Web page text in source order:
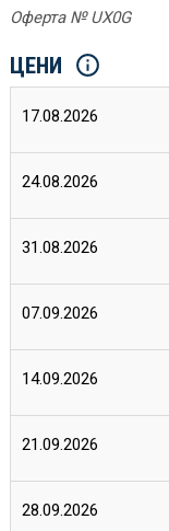
Оферта № UX0G
ЦЕНИ
17.08.2026
24.08.2026
31.08.2026
07.09.2026
14.09.2026
21.09.2026
28.09.2026